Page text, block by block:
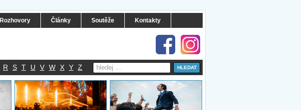
Rozhovory Články Soutěže Kontakty
R S T U V W X Y Z